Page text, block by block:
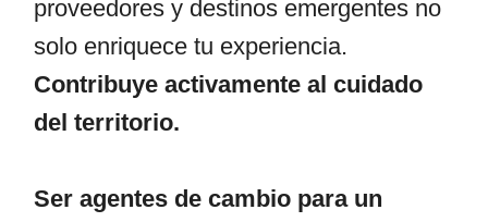
proveedores y destinos emergentes no
solo enriquece tu experiencia.
Contribuye activamente al cuidado
del territorio.
Ser agentes de cambio para un